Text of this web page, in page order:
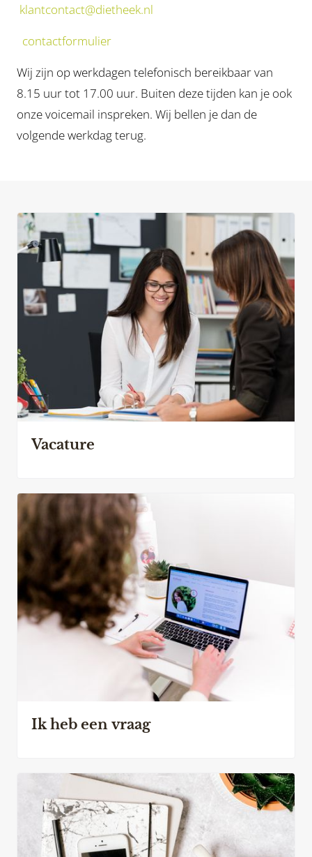
klantcontact@dietheek.nl
contactformulier
Wij zijn op werkdagen telefonisch bereikbaar van
8.15 uur tot 17.00 uur. Buiten deze tijden kan je ook
onze voicemail inspreken. Wij bellen je dan de
volgende werkdag terug.
Vacature
Ik heb een vraag